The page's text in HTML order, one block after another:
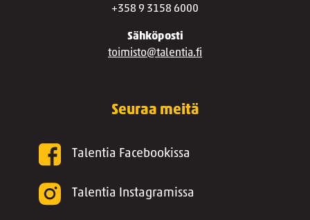
+358 9 3158 6000
Sähköposti
toimisto@talentia.fi
Seuraa meitä
Talentia Facebookissa
Talentia Instagramissa